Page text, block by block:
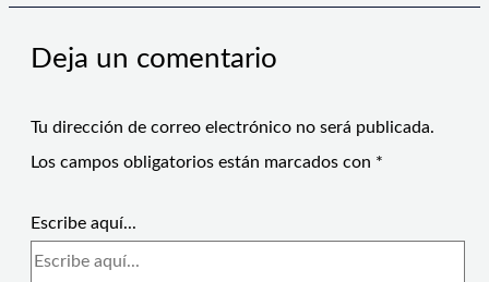
Deja un comentario
Tu dirección de correo electrónico no será publicada.
Los campos obligatorios están marcados con *
Escribe aquí...